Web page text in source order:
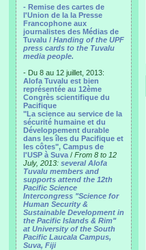
- Remise des cartes de
l'Union de la la Presse
Francophone aux
journalistes des Médias de
Tuvalu / Handing of the UPF
press cards to the Tuvalu
media people.
- Du 8 au 12 juillet, 2013:
Alofa Tuvalu est bien
représentée au 12ème
Congrès scientifique du
Pacifique
"La science au service de la
sécurité humaine et du
Développement durable
dans les îles du Pacifique et
les côtes", Campus de
l'USP à Suva / From 8 to 12
July, 2013: several Alofa
Tuvalu members and
supports attend the 12th
Pacific Science
Intercongress "Science for
Human Security &
Sustainable Development in
the Pacific Islands & Rim"
at University of the South
Pacific Laucala Campus,
Suva, Fiji